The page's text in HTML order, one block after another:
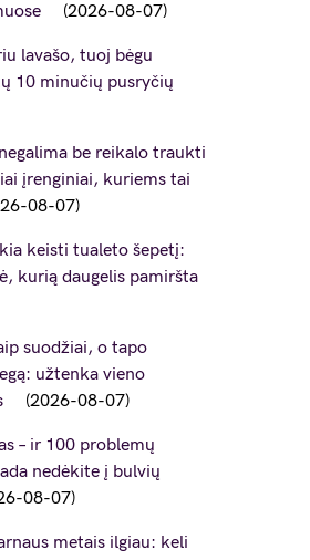
2026-08-07
lavašo, tuoj bėgu
10 minučių pusryčių
be reikalo traukti
įrenginiai, kuriems tai
08-07
keisti tualeto šepetį:
kurią daugelis pamiršta
suodžiai, o tapo
užtenka vieno
2026-08-07
– ir 100 problemų
nedėkite į bulvių
08-07
metais ilgiau: keli